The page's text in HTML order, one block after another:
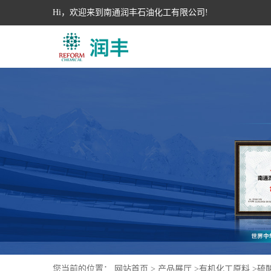
Hi，欢迎来到南通润丰石油化工有限公司!
您当前的位置： 网站首页 > 产品展厅 >有机化工原料 >硫